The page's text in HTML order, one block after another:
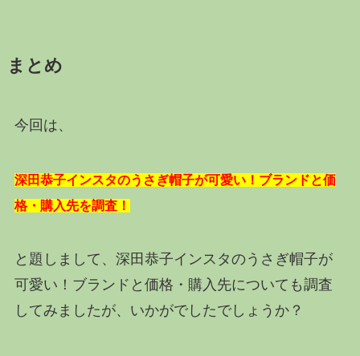
まとめ
今回は、
深田恭子インスタのうさぎ帽子が可愛い！ブランドと価
格・購入先を調査！
と題しまして、深田恭子インスタのうさぎ帽子が
可愛い！ブランドと価格・購入先についても調査
してみましたが、いかがでしたでしょうか？